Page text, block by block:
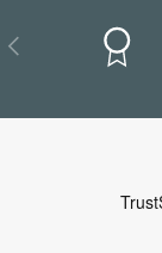
Anterior